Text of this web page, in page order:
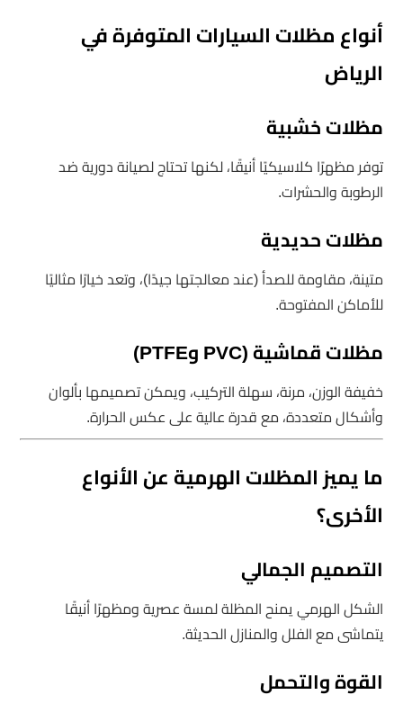
أنواع مظلات السيارات المتوفرة في
الرياض
مظلات خشبية
توفر مظهرًا كلاسيكيًا أنيقًا، لكنها تحتاج لصيانة دورية ضد
الرطوبة والحشرات.
مظلات حديدية
متينة، مقاومة للصدأ (عند معالجتها جيدًا)، وتعد خيارًا مثاليًا
للأماكن المفتوحة.
مظلات قماشية (PVC وPTFE)
خفيفة الوزن، مرنة، سهلة التركيب، ويمكن تصميمها بألوان
وأشكال متعددة، مع قدرة عالية على عكس الحرارة.
ما يميز المظلات الهرمية عن الأنواع
الأخرى؟
التصميم الجمالي
الشكل الهرمي يمنح المظلة لمسة عصرية ومظهرًا أنيقًا
يتماشى مع الفلل والمنازل الحديثة.
القوة والتحمل